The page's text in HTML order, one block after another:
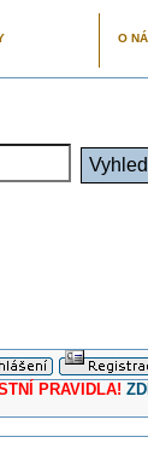
O
PRAVIDLA!